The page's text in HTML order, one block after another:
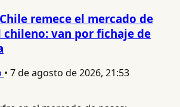
remece el mercado de
chileno: van por fichaje de
• 7 de agosto de 2026, 21:53